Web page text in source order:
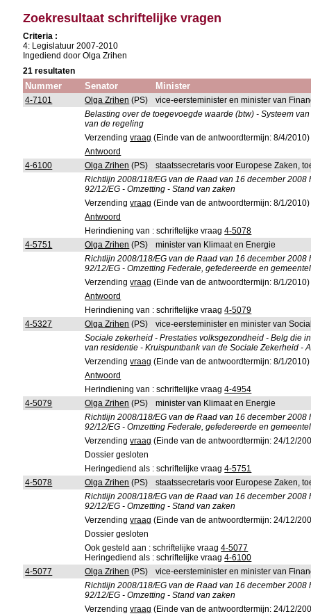
Zoekresultaat schriftelijke vragen
Criteria :
4: Legislatuur 2007-2010
Ingediend door Olga Zrihen
21 resultaten
Nummer Senator Minister
4-7101 Olga Zrihen (PS)
vice-eersteminister en minister van
Belasting over de toegevoegde waarde (btw) - Systeem
van de regeling
Verzendingvraag (Einde van de antwoordtermijn: 8/4/2010)
Antwoord
4-6100
Olga Zrihen (PS)
staatssecretaris voor Europese Zaken,
Richtlijn 2008/118/EG van de Raad van 16 december
92/12/EG - Omzetting - Stand van zaken
Verzendingvraag (Einde van de antwoordtermijn: 8/1/2010)
Antwoord
Herindiening van : schriftelijke vraag4-5078
4-5751
Olga Zrihen (PS)
minister van Klimaat en Energie
Richtlijn 2008/118/EG van de Raad van 16 december
92/12/EG - Omzetting Federale, gefedereerde en
Verzendingvraag (Einde van de antwoordtermijn: 8/1/2010)
Antwoord
Herindiening van : schriftelijke vraag4-5079
4-5327
Olga Zrihen (PS)
vice-eersteminister en minister van
Sociale zekerheid - Prestaties volksgezondheid - Belg die
van residentie - Kruispuntbank van de Sociale Zekerheid -
Verzendingvraag (Einde van de antwoordtermijn: 8/1/2010)
Antwoord
Herindiening van : schriftelijke vraag4-4954
4-5079
Olga Zrihen (PS)
minister van Klimaat en Energie
Richtlijn 2008/118/EG van de Raad van 16 december
92/12/EG - Omzetting Federale, gefedereerde en
Verzendingvraag (Einde van de antwoordtermijn: 24/12/
Dossier gesloten
Heringediend als : schriftelijke vraag4-5751
4-5078
Olga Zrihen (PS)
staatssecretaris voor Europese Zaken,
Richtlijn 2008/118/EG van de Raad van 16 december
92/12/EG - Omzetting - Stand van zaken
Verzendingvraag (Einde van de antwoordtermijn: 24/12/
Dossier gesloten
Ook gesteld aan : schriftelijke vraag4-5077
Heringediend als : schriftelijke vraag4-6100
4-5077
Olga Zrihen (PS)
vice-eersteminister en minister van
Richtlijn 2008/118/EG van de Raad van 16 december
92/12/EG - Omzetting - Stand van zaken
Verzendingvraag (Einde van de antwoordtermijn: 24/12/